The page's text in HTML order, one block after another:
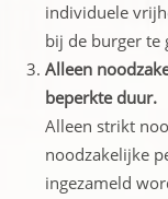
individuele
bij de burger te
Alleen
beperkte duur.
Alleen strikt
noodzakelijke
ingezameld